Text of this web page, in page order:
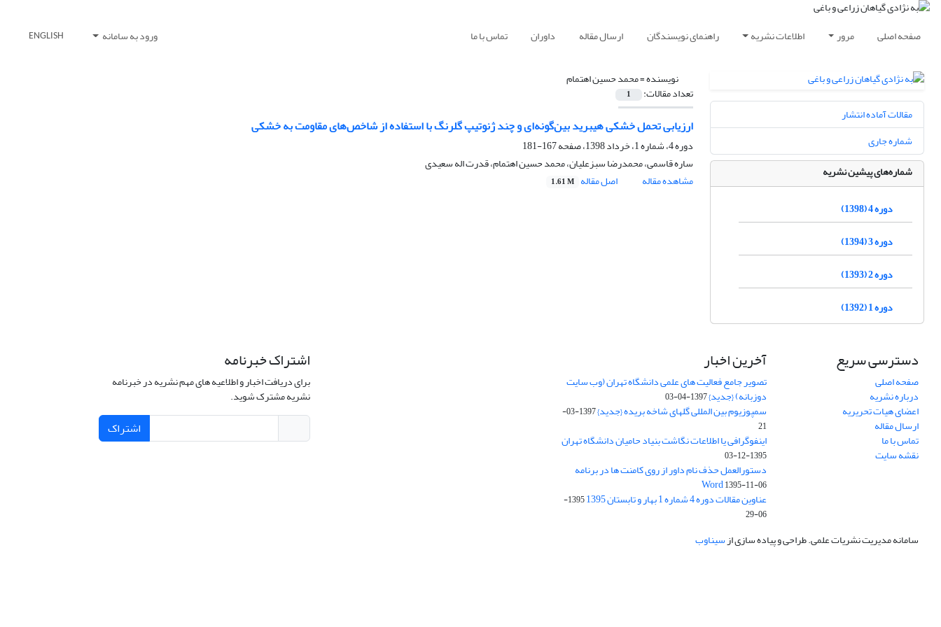
صفحه اصلی مرور اطلاعات نشریه راهنمای نویسندگان ارسال مقاله داوران تماس با ما ورود به سامانه ENGLISH
نویسنده =محمد حسین اهتمام
تعداد مقالات: 1
ارزیابی تحمل خشکی هیبرید بین‌گونه‌ای و چند ژنوتیپ‌ گلرنگ با استفاده از شاخص‌های مقاومت به خشکی
دوره 4، شماره 1، خرداد 1398، صفحه
167-181
ساره قاسمی، محمدرضا سبزعلیان، محمد حسین اهتمام، قدرت اله سعیدی
مشاهده مقاله
اصل مقاله 1.61 M
مقالات آماده انتشار
شماره جاری
شماره‌های پیشین نشریه
دوره 4 (1398)
دوره 3 (1394)
دوره 2 (1393)
دوره 1 (1392)
دسترسی سریع
صفحه اصلی
درباره نشریه
اعضای هیات تحریریه
ارسال مقاله
تماس با ما
نقشه سایت
آخرین اخبار
تصویر جامع فعالیت های علمی دانشگاه تهران (وب سایت
دوزبانه) {جدید}1397-04-03
سمپوزیوم بین المللی گلهای شاخه بریده {جدید}
1397-03-
21
اینفوگرافی یا اطلاعات نگاشت بنیاد حامیان دانشگاه تهران
1395-12-03
دستورالعمل حذف نام داور از روی کامنت ها در برنامه
Word1395-11-06
عناوین مقالات دوره 4 شماره 1 بهار و تابستان 1395
1395-
06-29
اشتراک خبرنامه
برای دریافت اخبار و اطلاعیه های مهم نشریه در خبرنامه
نشریه مشترک شوید.
اشتراک
سامانه مدیریت نشریات علمی.طراحی و پیاده سازی ازسیناوب